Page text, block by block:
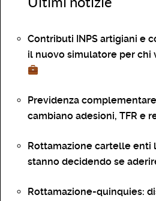
Contributi INPS artigiani e
il nuovo simulatore per chi
Previdenza
cambiano adesioni, TFR e
Rottamazione cartelle enti
stanno decidendo se
Rottamazione-quinquies: